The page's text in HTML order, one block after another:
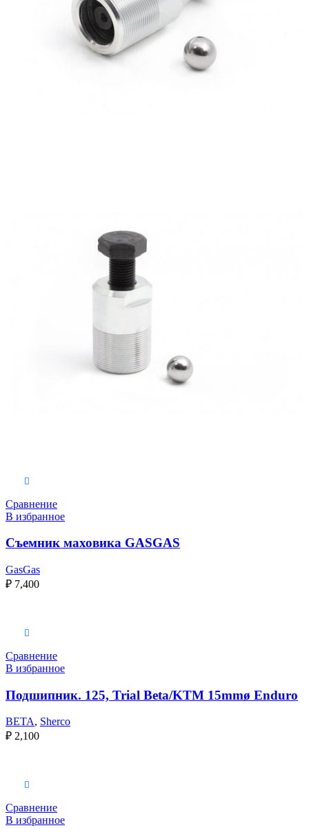
Сравнение
В избранное
Съемник маховика GASGAS
GasGas
₽ 7,400
Сравнение
В избранное
Подшипник. 125, Trial Beta/KTM 15mmø Enduro
BETA, Sherco
₽ 2,100
Сравнение
В избранное